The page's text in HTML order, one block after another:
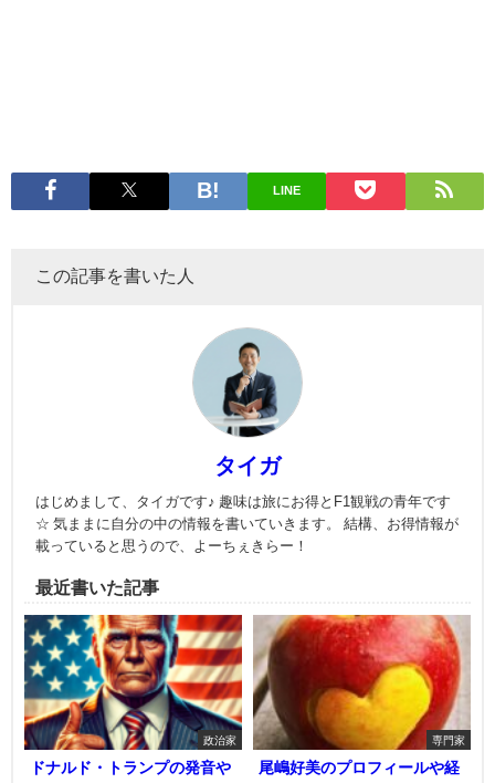
LINE
この記事を書いた人
タイガ
はじめまして、タイガです♪ 趣味は旅にお得とF1観戦の青年です
☆ 気ままに自分の中の情報を書いていきます。 結構、お得情報が
載っていると思うので、よーちぇきらー！
最近書いた記事
政治家
ドナルド・トランプの発音や
専門家
尾嶋好美のプロフィールや経